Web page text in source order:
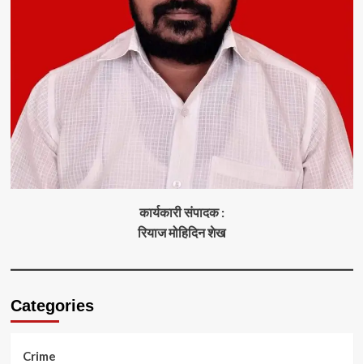
कार्यकारी संपादक :
रियाज मोहिदिन शेख
Categories
Crime